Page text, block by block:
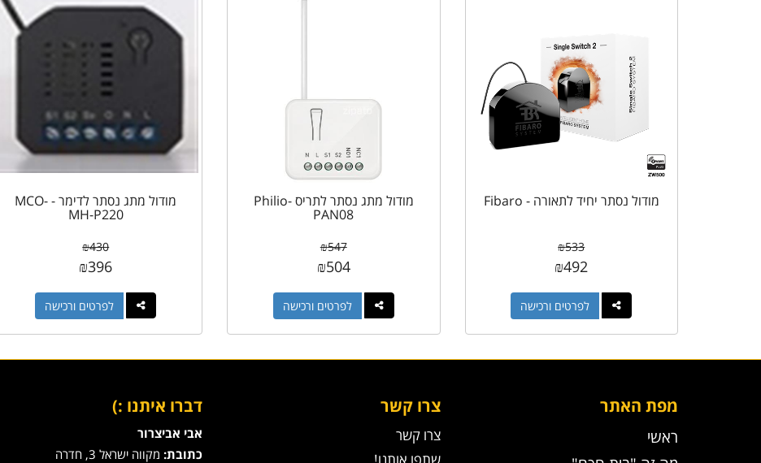
מודול נסתר יחיד לתאורה - Fibaro
₪533
₪492
לפרטים ורכישה
מודול מתג נסתר לתריס Philio-
PAN08
₪547
₪504
לפרטים ורכישה
מודול מתג נסתר לדימר - MCO-
MH-P220
₪430
₪396
לפרטים ורכישה
מפת האתר
ראשי
צרו קשר
צרו קשר
שתפו אותנו!
דברו איתנו :)
אבי אביצרור
כתובת: מקווה ישראל 3, חדרה